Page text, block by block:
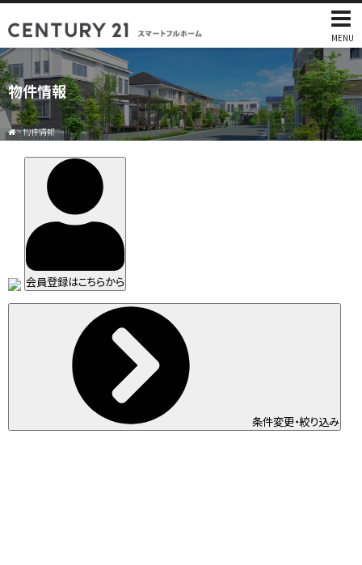
MENU
物件情報
>物件情報
会員登録はこちらから
条件変更・絞り込み